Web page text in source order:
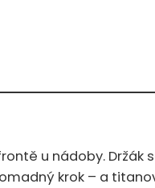
u nádoby.
krok – a